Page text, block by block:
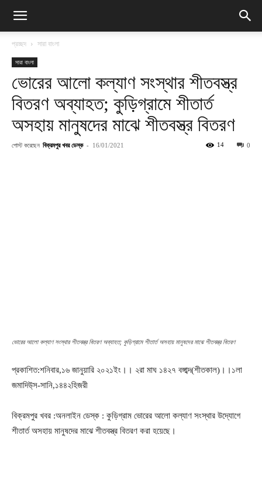
প্রচ্ছদ সারা বাংলা
সারা বাংলা
ভোরের আলো কল্যাণ সংস্থার শীতবস্ত্র
বিতরণ অব্যাহত; কুড়িগ্রামে শীতার্ত
অসহায় মানুষদের মাঝে শীতবস্ত্র বিতরণ
পোস্ট করেছেন বিক্রমপুর খবর ডেস্ক - 16/01/2021 0
14
ভোরের আলো কল্যাণ সংস্থার শীতবস্ত্র বিতরণ অব্যাহত; কুড়িগ্রামে শীতার্ত অসহায় মানুষদের মাঝে শীতবস্ত্র বিতরণ
প্রকাশিত:শনিবার,১৬ জানুয়ারি ২০২১ইং।। ২রা মাঘ ১৪২৭ বঙ্গাব্দ(শীতকাল)।।১লা
জমাদিউ্স-সানি,১৪৪২হিজরী
বিক্রমপুর খবর :অনলাইন ডেস্ক : কুড়িগ্রাম ভোরের আলো কল্যাণ সংস্থার উদ্যোগে
শীতার্ত অসহায় মানুষদের মাঝে শীতবস্ত্র বিতরণ করা হয়েছে।